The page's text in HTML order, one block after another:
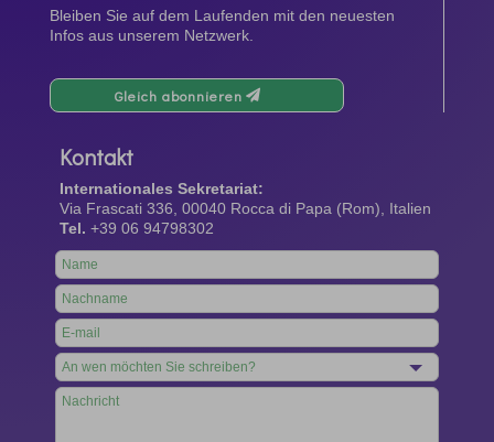
Bleiben Sie auf dem Laufenden mit den neuesten
Infos aus unserem Netzwerk.
Gleich abonnieren
Kontakt
Internationales Sekretariat:
Via Frascati 336, 00040 Rocca di Papa (Rom), Italien
Tel. +39 06 94798302
Leave
this
field
blank